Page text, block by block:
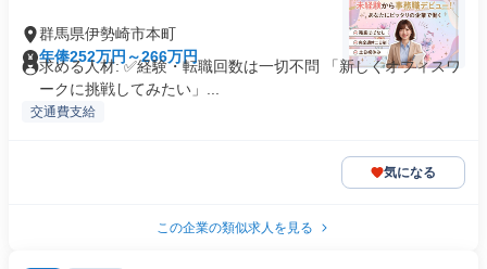
群馬県伊勢崎市本町
年俸252万円～266万円
求める人材: ✅経験・転職回数は一切不問 「新しくオフィスワ
ークに挑戦してみたい」...
交通費支給
気になる
この企業の類似求人を見る